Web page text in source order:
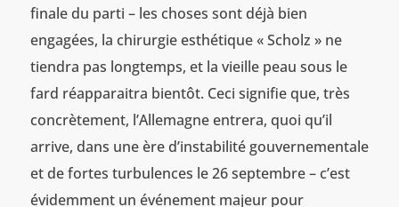
finale du parti – les choses sont déjà bien
engagées, la chirurgie esthétique « Scholz » ne
tiendra pas longtemps, et la vieille peau sous le
fard réapparaitra bientôt. Ceci signifie que, très
concrètement, l’Allemagne entrera, quoi qu’il
arrive, dans une ère d’instabilité gouvernementale
et de fortes turbulences le 26 septembre – c’est
évidemment un événement majeur pour